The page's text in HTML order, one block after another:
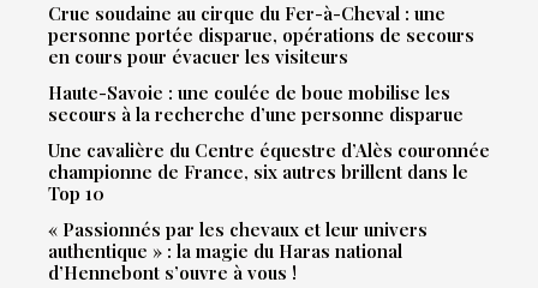
Crue soudaine au cirque du Fer-à-Cheval : une
personne portée disparue, opérations de secours
en cours pour évacuer les visiteurs
Haute-Savoie : une coulée de boue mobilise les
secours à la recherche d’une personne disparue
Une cavalière du Centre équestre d’Alès couronnée
championne de France, six autres brillent dans le
Top 10
« Passionnés par les chevaux et leur univers
authentique » : la magie du Haras national
d’Hennebont s’ouvre à vous !